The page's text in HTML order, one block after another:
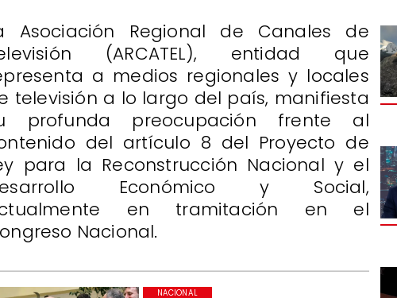
NACIONAL
Asociación Regional de Canales de
(ARCATEL), entidad que
a medios regionales y locales
televisión a lo largo del país, manifiesta
profunda preocupación frente al
del artículo 8 del Proyecto de
para la Reconstrucción Nacional y el
Económico y Social,
en tramitación en el
Nacional.